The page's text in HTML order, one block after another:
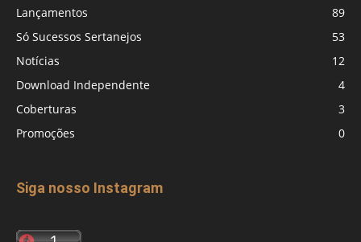
Lançamentos
89
Só Sucessos Sertanejos
53
Notícias
12
Download Independente
4
Coberturas
3
Promoções
0
Siga nosso Instagram